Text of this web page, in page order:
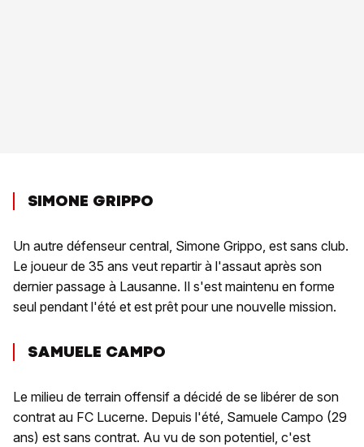
SIMONE GRIPPO
Un autre défenseur central, Simone Grippo, est sans club.
Le joueur de 35 ans veut repartir à l'assaut après son
dernier passage à Lausanne. Il s'est maintenu en forme
seul pendant l'été et est prêt pour une nouvelle mission.
SAMUELE CAMPO
Le milieu de terrain offensif a décidé de se libérer de son
contrat au FC Lucerne. Depuis l'été, Samuele Campo (29
ans) est sans contrat. Au vu de son potentiel, c'est